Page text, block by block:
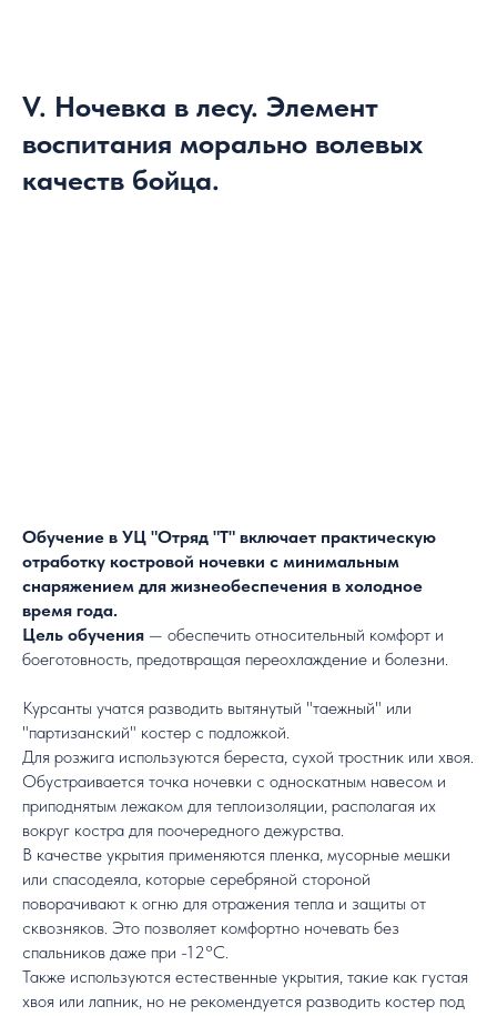
V. Ночевка в лесу. Элемент
воспитания морально волевых
качеств бойца.
Обучение в УЦ "Отряд "Т" включает практическую
отработку костровой ночевки с минимальным
снаряжением для жизнеобеспечения в холодное
время года.
Цель обучения — обеспечить относительный комфорт и
боеготовность, предотвращая переохлаждение и болезни.
Курсанты учатся разводить вытянутый "таежный" или
"партизанский" костер с подложкой.
Для розжига используются береста, сухой тростник или хвоя.
Обустраивается точка ночевки с односкатным навесом и
приподнятым лежаком для теплоизоляции, располагая их
вокруг костра для поочередного дежурства.
В качестве укрытия применяются пленка, мусорные мешки
или спасодеяла, которые серебряной стороной
поворачивают к огню для отражения тепла и защиты от
сквозняков. Это позволяет комфортно ночевать без
спальников даже при -12°C.
Также используются естественные укрытия, такие как густая
хвоя или лапник, но не рекомендуется разводить костер под